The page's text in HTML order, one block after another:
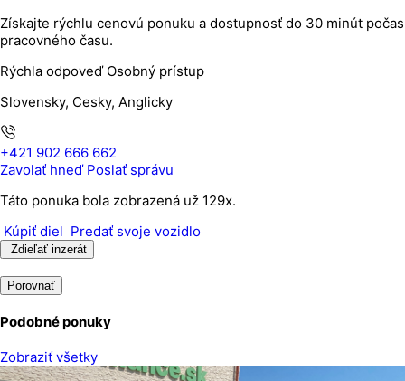
Získajte rýchlu cenovú ponuku a dostupnosť do 30 minút počas
pracovného času.
Rýchla odpoveď Osobný prístup
Slovensky, Cesky, Anglicky
+421 902 666 662
Zavolať hneď Poslať správu
Táto ponuka bola zobrazená už 129x.
Kúpiť diel Predať svoje vozidlo
Zdieľať inzerát
Porovnať
Podobné ponuky
Zobraziť všetky